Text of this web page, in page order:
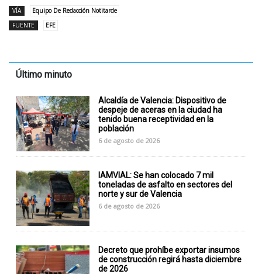
VÍA
Equipo De Redacción Notitarde
FUENTE
EFE
Último minuto
Alcaldía de Valencia: Dispositivo de
despeje de aceras en la ciudad ha
tenido buena receptividad en la
población
6 de agosto de 2026
IAMVIAL: Se han colocado 7 mil
toneladas de asfalto en sectores del
norte y sur de Valencia
6 de agosto de 2026
Decreto que prohíbe exportar insumos
de construcción regirá hasta diciembre
de 2026